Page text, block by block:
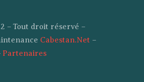
– Tout droit réservé –
Cabestan.Net –
Partenaires